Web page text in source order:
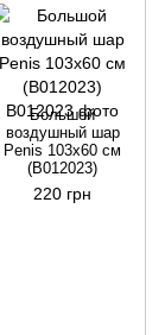
Большой
воздушный шар
Penis 103x60 см
(B012023)
220 грн